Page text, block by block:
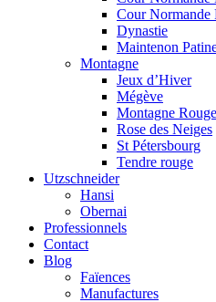
Cour Normande
Dynastie
Maintenon
Montagne
Jeux d’Hiver
Mégève
Montagne Rouge
Rose des Neiges
St Pétersbourg
Tendre rouge
Utzschneider
Hansi
Obernai
Professionnels
Contact
Blog
Faïences
Manufactures